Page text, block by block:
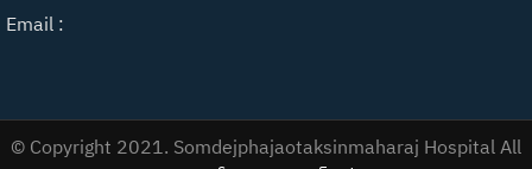
Email :
© Copyright 2021. Somdejphajaotaksinmaharaj Hospital All